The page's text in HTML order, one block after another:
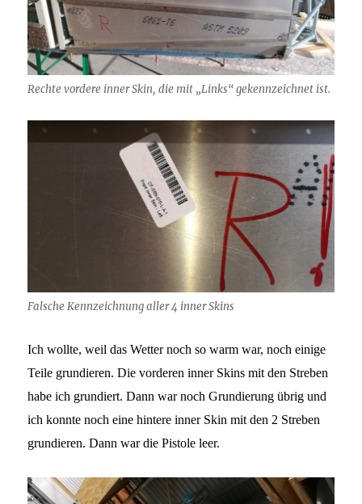
Rechte vordere inner Skin, die mit „Links“ gekennzeichnet ist.
Falsche Kennzeichnung aller 4 inner Skins
Ich wollte, weil das Wetter noch so warm war, noch einige
Teile grundieren. Die vorderen inner Skins mit den Streben
habe ich grundiert. Dann war noch Grundierung übrig und
ich konnte noch eine hintere inner Skin mit den 2 Streben
grundieren. Dann war die Pistole leer.